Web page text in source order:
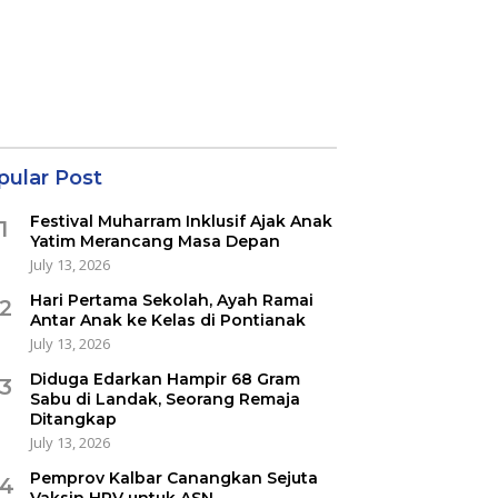
Post
Festival Muharram Inklusif Ajak Anak
Yatim Merancang Masa Depan
July 13, 2026
Hari Pertama Sekolah, Ayah Ramai
Antar Anak ke Kelas di Pontianak
July 13, 2026
Diduga Edarkan Hampir 68 Gram
Sabu di Landak, Seorang Remaja
Ditangkap
July 13, 2026
Pemprov Kalbar Canangkan Sejuta